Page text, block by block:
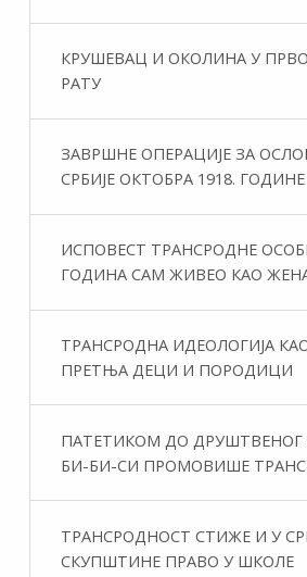
КРУШЕВАЦ И ОКОЛИНА У
РАТУ
ЗАВРШНЕ ОПЕРАЦИЈЕ ЗА
СРБИЈЕ ОКТОБРА 1918. ГОДИНЕ
ИСПОВЕСТ ТРАНСРОДНЕ
ГОДИНА САМ ЖИВЕО КАО
ТРАНСРОДНА ИДЕОЛОГИЈА
ПРЕТЊА ДЕЦИ И ПОРОДИЦИ
ПАТЕТИКОМ ДО ДРУШТВЕНОГ
БИ-БИ-СИ ПРОМОВИШЕ
ТРАНСРОДНОСТ СТИЖЕ И У
СКУПШТИНЕ ПРАВО У ШКОЛЕ